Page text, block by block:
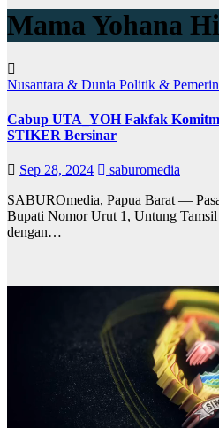
Mama Yohana
Nusantara & Dunia Politik &
Cabup UTA_YOH Fakfak
STIKER Bersinar
Sep 28, 2024
saburomedia
SABUROmedia, Papua Barat —
Bupati Nomor Urut 1, Untung
dengan…